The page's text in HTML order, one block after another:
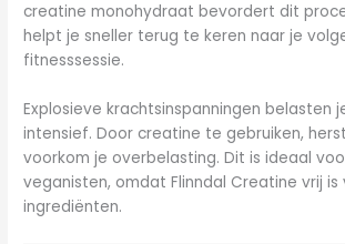
creatine monohydraat bevordert dit
helpt je sneller terug te keren naar je
fitnesssessie.
Explosieve krachtsinspanningen belasten
intensief. Door creatine te gebruiken,
voorkom je overbelasting. Dit is ideaal
veganisten, omdat Flinndal Creatine vrij is
ingrediënten.